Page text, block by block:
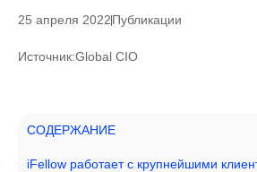
25 апреля 2022Публикации
Источник:Global CIO
СОДЕРЖАНИЕ
iFellow работает с крупнейшими